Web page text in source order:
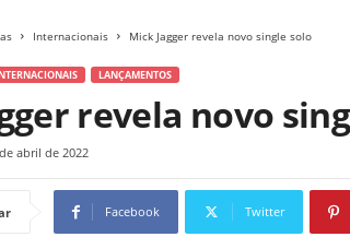
Internacionais Mick Jagger revela novo single solo
LANÇAMENTOS
revela novo
abril de 2022
Facebook Twitter